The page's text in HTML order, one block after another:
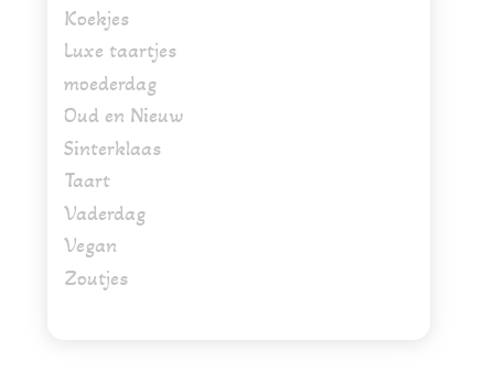
Koekjes
Luxe taartjes
moederdag
Oud en Nieuw
Sinterklaas
Taart
Vaderdag
Vegan
Zoutjes